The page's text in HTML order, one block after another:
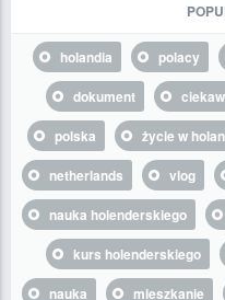
holandia polacy
dokument
polska
życie w
netherlands
vlog
nauka holenderskiego
kurs holenderskiego
nauka
mieszkanie